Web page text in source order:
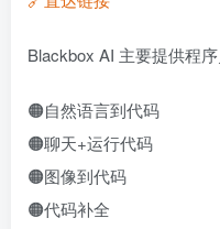
Blackbox AI 主要提供程
🟠自然语言到代码
🟠聊天+运行代码
🟠图像到代码
🟠代码补全